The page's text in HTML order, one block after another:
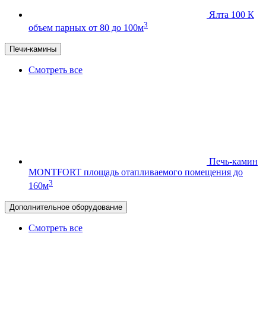
Ялта 100 К
объем парных от 80 до 100м3
Печи-камины
Смотреть все
Печь-камин
MONTFORT площадь отапливаемого помещения до
160м3
Дополнительное оборудование
Смотреть все